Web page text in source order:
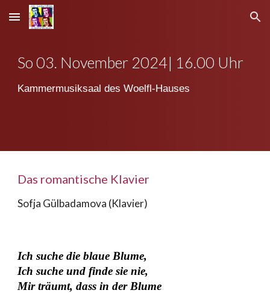
Skip to main content Skip to navigation
So 03. November 2024| 1 6.00 Uhr
Kammermusiksaal des Woelfl-Hauses
Das romantische Klavier
Sofja Gülbadamova (Klavier)
Ich suche die blaue Blume,
Ich suche und finde sie nie,
Mir träumt, dass in der Blume